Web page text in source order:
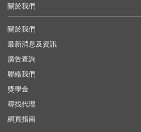
關於我們
關於我們
最新消息及資訊
廣告查詢
聯絡我們
獎學金
尋找代理
網頁指南